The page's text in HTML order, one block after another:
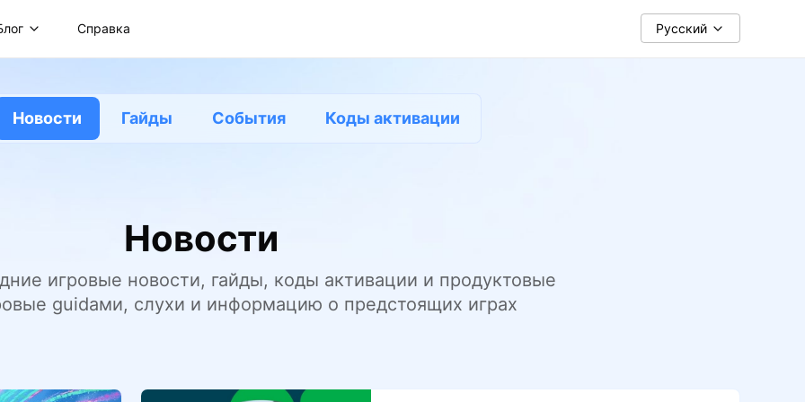
Справка Pусский
Новости Гайды События Коды активации
Новости
игровые новости, гайды, коды активации и продуктовые
guidaми, слухи и информацию о предстоящих играх